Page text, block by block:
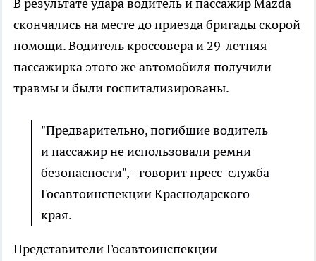
В результате удара водитель и пассажир Mazda
скончались на месте до приезда бригады скорой
помощи. Водитель кроссовера и 29-летняя
пассажирка этого же автомобиля получили
травмы и были госпитализированы.
"Предварительно, погибшие водитель
и пассажир не использовали ремни
безопасности", - говорит пресс-служба
Госавтоинспекции Краснодарского
края.
Представители Госавтоинспекции